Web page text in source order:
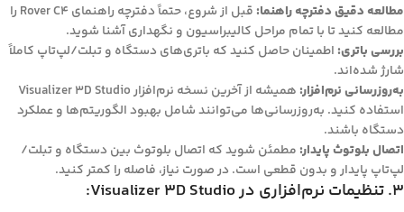
مطالعه دقیق دفترچه راهنما:
قبل از شروع، حتماً دفترچه راهنمای Rover C4 را
مطالعه کنید تا با تمام مراحل کالیبراسیون و نگهداری آشنا شوید.
بررسی باتری: اطمینان حاصل کنید که باتری‌های دستگاه و تبلت/لپ‌تاپ کاملاً
شارژ شده‌اند.
به‌روزرسانی نرم‌افزار:
همیشه از آخرین نسخه نرم‌افزار Visualizer 3D Studio
استفاده کنید. به‌روزرسانی‌ها می‌توانند شامل بهبود الگوریتم‌ها و عملکرد
دستگاه باشند.
اتصال بلوتوث پایدار: مطمئن شوید که اتصال بلوتوث بین دستگاه و تبلت/
لپ‌تاپ پایدار و بدون قطعی است. در صورت نیاز، فاصله را کمتر کنید.
3. تنظیمات نرم‌افزاری در Visualizer 3D Studio: